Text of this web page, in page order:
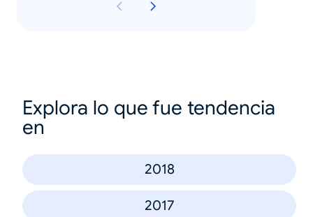
Explora lo que fue tendencia
en
2018
2017